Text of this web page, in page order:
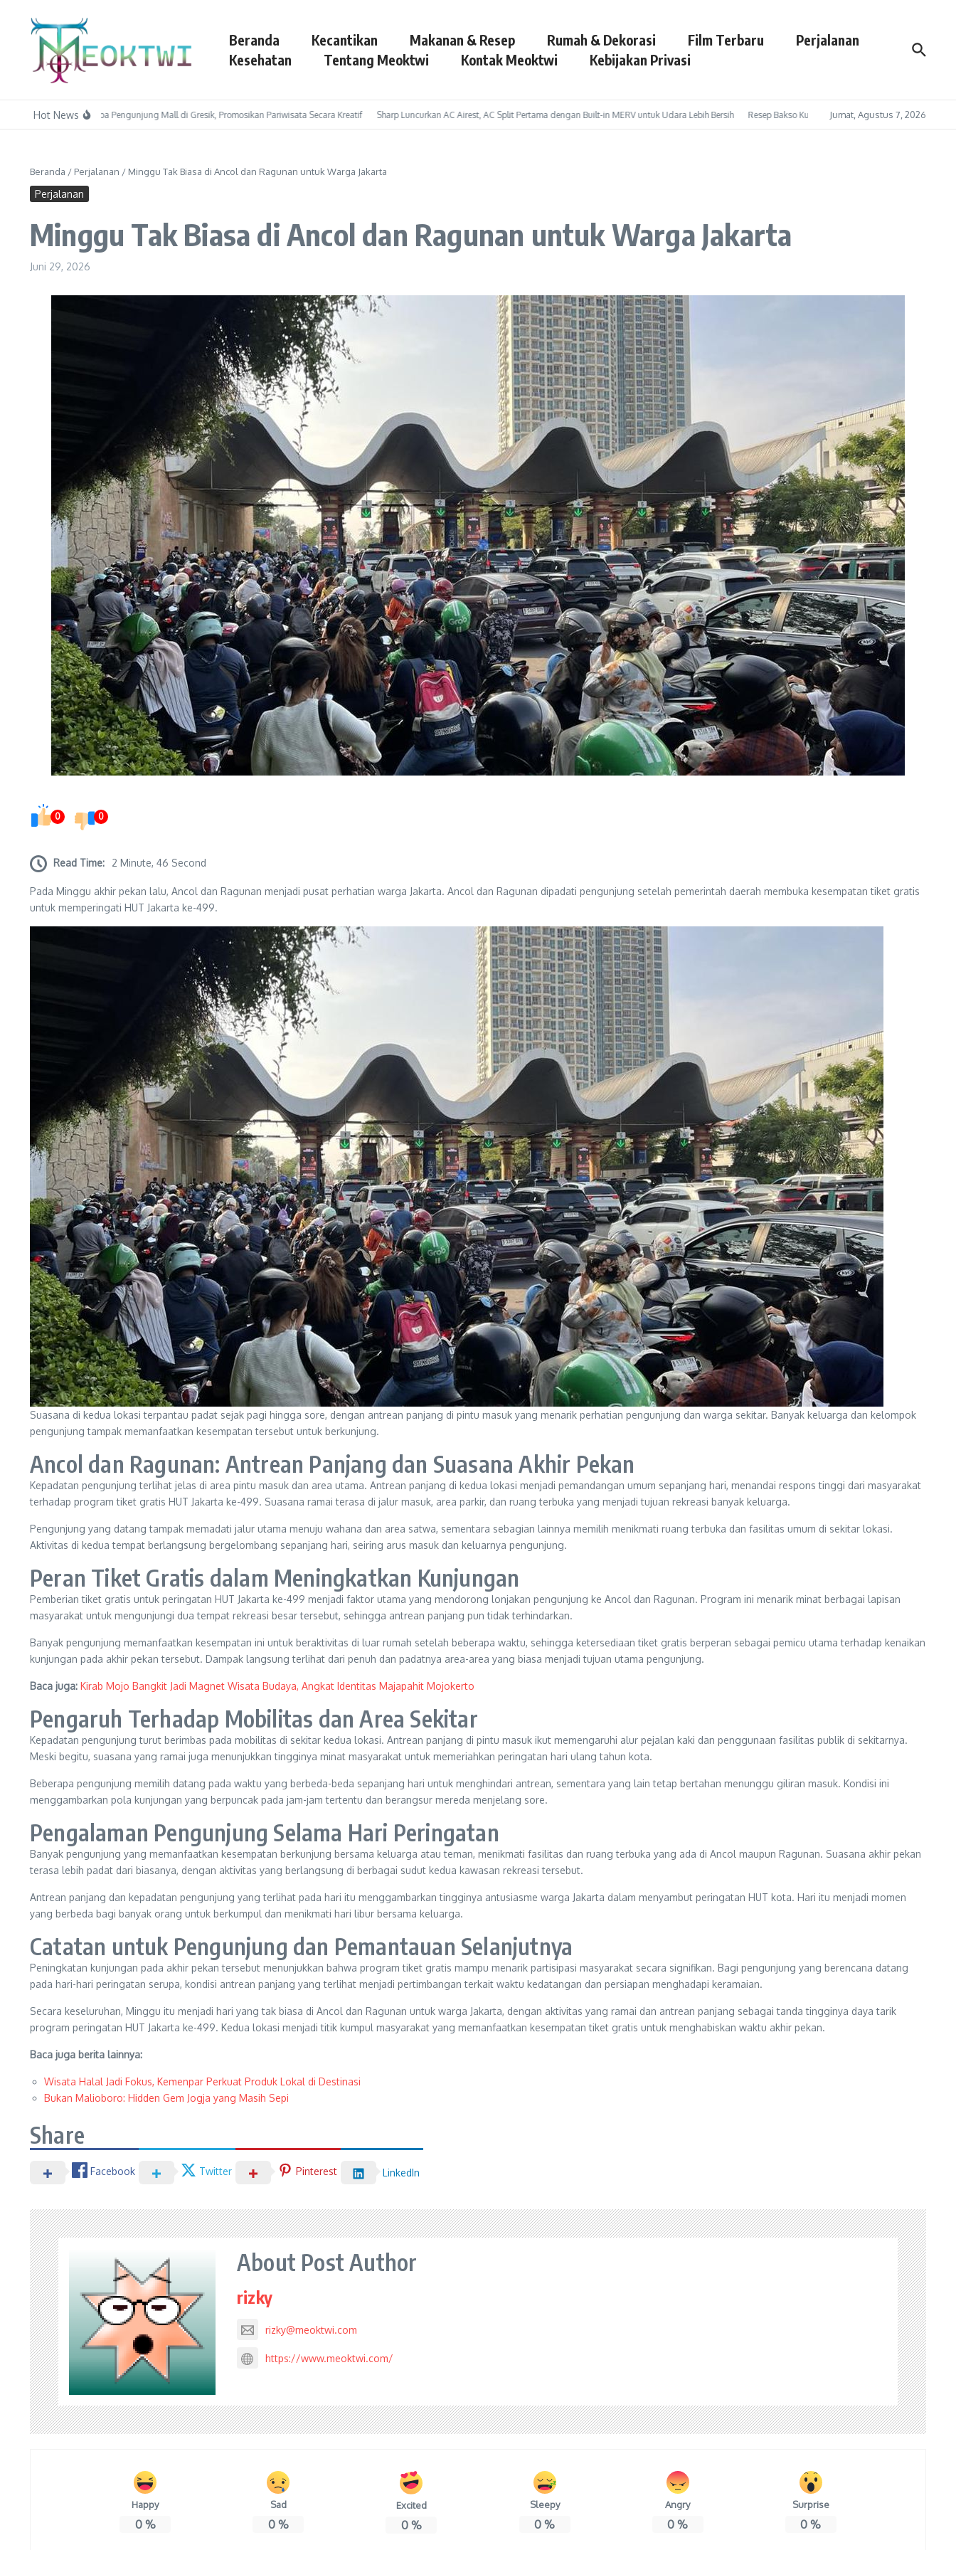
Beranda Kecantikan Makanan & Resep Rumah & Dekorasi Film Terbaru
Perjalanan
Kesehatan
Tentang Meoktwi Kontak Meoktwi Kebijakan Privasi
Hot News
Raki 2026 Sapa Pengunjung Mall di Gresik, Promosikan Pariwisata Secara Kreatif Sharp Luncurkan AC Airest, AC Split Pertama dengan Built-in MERV untuk Udara Lebih Bersih Resep Bakso Kuah Pedas: Kuah Gurih Segar dengan Sensasi
Jumat, Agustus 7, 2026
Beranda / Perjalanan / Minggu Tak Biasa di Ancol dan Ragunan untuk Warga Jakarta
Perjalanan
Minggu Tak Biasa di Ancol dan Ragunan untuk Warga Jakarta
Juni 29, 2026
0 0
Read Time: 2 Minute, 46 Second
Pada Minggu akhir pekan lalu, Ancol dan Ragunan menjadi pusat perhatian warga Jakarta. Ancol dan Ragunan dipadati pengunjung setelah pemerintah daerah membuka kesempatan tiket gratis
untuk memperingati HUT Jakarta ke-499.
Suasana di kedua lokasi terpantau padat sejak pagi hingga sore, dengan antrean panjang di pintu masuk yang menarik perhatian pengunjung dan warga sekitar. Banyak keluarga dan kelompok
pengunjung tampak memanfaatkan kesempatan tersebut untuk berkunjung.
Ancol dan Ragunan: Antrean Panjang dan Suasana Akhir Pekan
Kepadatan pengunjung terlihat jelas di area pintu masuk dan area utama. Antrean panjang di kedua lokasi menjadi pemandangan umum sepanjang hari, menandai respons tinggi dari masyarakat
terhadap program tiket gratis HUT Jakarta ke-499. Suasana ramai terasa di jalur masuk, area parkir, dan ruang terbuka yang menjadi tujuan rekreasi banyak keluarga.
Pengunjung yang datang tampak memadati jalur utama menuju wahana dan area satwa, sementara sebagian lainnya memilih menikmati ruang terbuka dan fasilitas umum di sekitar lokasi.
Aktivitas di kedua tempat berlangsung bergelombang sepanjang hari, seiring arus masuk dan keluarnya pengunjung.
Peran Tiket Gratis dalam Meningkatkan Kunjungan
Pemberian tiket gratis untuk peringatan HUT Jakarta ke-499 menjadi faktor utama yang mendorong lonjakan pengunjung ke Ancol dan Ragunan. Program ini menarik minat berbagai lapisan
masyarakat untuk mengunjungi dua tempat rekreasi besar tersebut, sehingga antrean panjang pun tidak terhindarkan.
Banyak pengunjung memanfaatkan kesempatan ini untuk beraktivitas di luar rumah setelah beberapa waktu, sehingga ketersediaan tiket gratis berperan sebagai pemicu utama terhadap kenaikan
kunjungan pada akhir pekan tersebut. Dampak langsung terlihat dari penuh dan padatnya area-area yang biasa menjadi tujuan utama pengunjung.
Baca juga: Kirab Mojo Bangkit Jadi Magnet Wisata Budaya, Angkat Identitas Majapahit Mojokerto
Pengaruh Terhadap Mobilitas dan Area Sekitar
Kepadatan pengunjung turut berimbas pada mobilitas di sekitar kedua lokasi. Antrean panjang di pintu masuk ikut memengaruhi alur pejalan kaki dan penggunaan fasilitas publik di sekitarnya.
Meski begitu, suasana yang ramai juga menunjukkan tingginya minat masyarakat untuk memeriahkan peringatan hari ulang tahun kota.
Beberapa pengunjung memilih datang pada waktu yang berbeda-beda sepanjang hari untuk menghindari antrean, sementara yang lain tetap bertahan menunggu giliran masuk. Kondisi ini
menggambarkan pola kunjungan yang berpuncak pada jam-jam tertentu dan berangsur mereda menjelang sore.
Pengalaman Pengunjung Selama Hari Peringatan
Banyak pengunjung yang memanfaatkan kesempatan berkunjung bersama keluarga atau teman, menikmati fasilitas dan ruang terbuka yang ada di Ancol maupun Ragunan. Suasana akhir pekan
terasa lebih padat dari biasanya, dengan aktivitas yang berlangsung di berbagai sudut kedua kawasan rekreasi tersebut.
Antrean panjang dan kepadatan pengunjung yang terlihat pada hari itu menggambarkan tingginya antusiasme warga Jakarta dalam menyambut peringatan HUT kota. Hari itu menjadi momen
yang berbeda bagi banyak orang untuk berkumpul dan menikmati hari libur bersama keluarga.
Catatan untuk Pengunjung dan Pemantauan Selanjutnya
Peningkatan kunjungan pada akhir pekan tersebut menunjukkan bahwa program tiket gratis mampu menarik partisipasi masyarakat secara signifikan. Bagi pengunjung yang berencana datang
pada hari-hari peringatan serupa, kondisi antrean panjang yang terlihat menjadi pertimbangan terkait waktu kedatangan dan persiapan menghadapi keramaian.
Secara keseluruhan, Minggu itu menjadi hari yang tak biasa di Ancol dan Ragunan untuk warga Jakarta, dengan aktivitas yang ramai dan antrean panjang sebagai tanda tingginya daya tarik
program peringatan HUT Jakarta ke-499. Kedua lokasi menjadi titik kumpul masyarakat yang memanfaatkan kesempatan tiket gratis untuk menghabiskan waktu akhir pekan.
Baca juga berita lainnya:
Wisata Halal Jadi Fokus, Kemenpar Perkuat Produk Lokal di Destinasi
Bukan Malioboro: Hidden Gem Jogja yang Masih Sepi
Share
Facebook Twitter Pinterest LinkedIn
About Post Author
rizky
rizky@meoktwi.com
https://www.meoktwi.com/
Happy
0%
Sad
0%
Excited
0%
Sleepy
0 %
Angry
0 %
Surprise
0 %